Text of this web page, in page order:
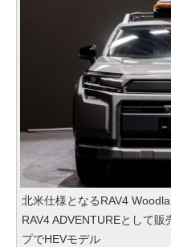
北米仕様となるRAV4
RAV4 ADVENTUREとして
プでHEVモデル